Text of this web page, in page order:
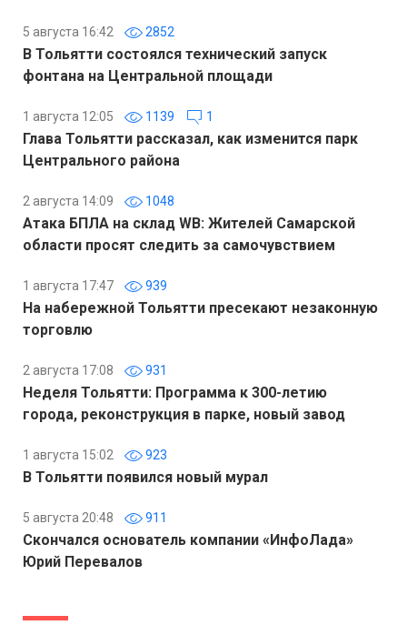
5 августа 16:42 2852
В Тольятти состоялся технический запуск
фонтана на Центральной площади
1 августа 12:05 1139 1
Глава Тольятти рассказал, как изменится парк
Центрального района
2 августа 14:09 1048
Атака БПЛА на склад WB: Жителей Самарской
области просят следить за самочувствием
1 августа 17:47 939
На набережной Тольятти пресекают незаконную
торговлю
2 августа 17:08 931
Неделя Тольятти: Программа к 300-летию
города, реконструкция в парке, новый завод
1 августа 15:02 923
В Тольятти появился новый мурал
5 августа 20:48 911
Скончался основатель компании «ИнфоЛада»
Юрий Перевалов